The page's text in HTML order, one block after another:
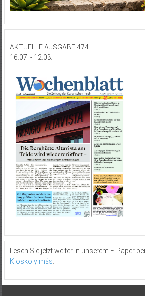
AKTUELLE AUSGABE 474
16.07. - 12.08.
Lesen Sie jetzt weiter in unserem E-Paper bei
Kiosko y más